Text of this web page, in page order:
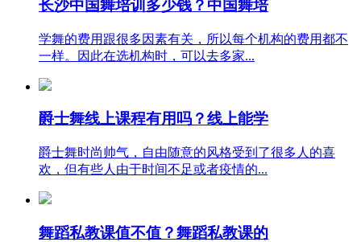
长沙中国舞培训多少钱？中国舞培
学舞的费用跟很多因素有关，所以每个机构的费用都不
一样。因此在选机构时，可以去多家...
爵士舞线上课程有用吗？线上能学
爵士舞时尚帅气，自由随意的风格受到了很多人的喜
欢，但有些人由于时间不足或者疫情的...
舞蹈私教课值不值？舞蹈私教课的